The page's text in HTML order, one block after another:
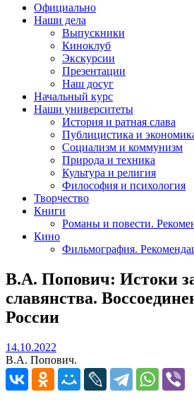
Официально
Наши дела
Выпускники
Киноклуб
Экскурсии
Презентации
Наш досуг
Начальный курс
Наши университеты
История и ратная слава
Публицистика и
Социализм и коммунизм
Природа и техника
Культура и религия
Философия и психология
Творчество
Книги
Романы и повести.
Кино
Фильмография.
В.А. Попович: Истоки
славянства.
России
14.10.2022
В.А. Попович.